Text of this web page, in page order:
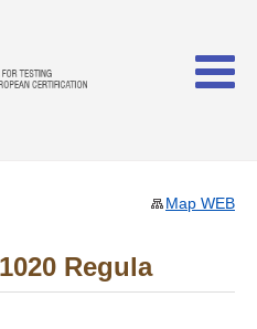
Map WEB
Regula